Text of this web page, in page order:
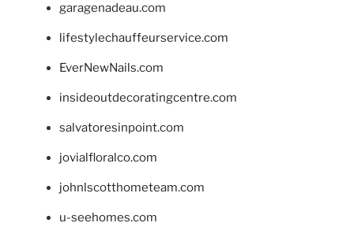
garagenadeau.com
lifestylechauffeurservice.com
EverNewNails.com
insideoutdecoratingcentre.com
salvatoresinpoint.com
jovialfloralco.com
johnlscotthometeam.com
u-seehomes.com